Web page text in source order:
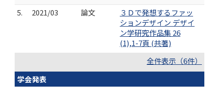
5.
2021/03 論文
３Ｄで発想するファッ
ションデザイン デザイ
ン学研究作品集 26
(1),1-7頁 (共著)
全件表示（6件）
学会発表